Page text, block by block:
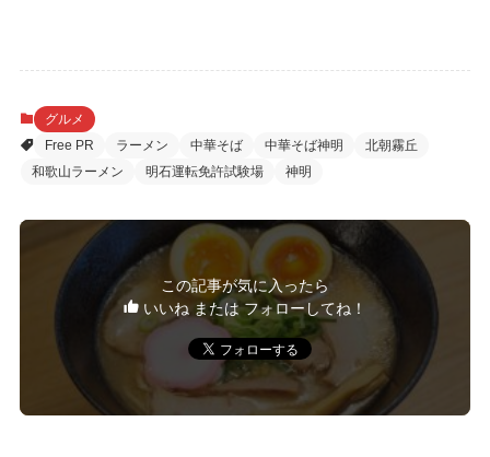
グルメ
Free PR
ラーメン 中華そば 中華そば神明
北朝霧丘
和歌山ラーメン
明石運転免許試験場 神明
この記事が気に入ったら
いいね または フォローしてね！